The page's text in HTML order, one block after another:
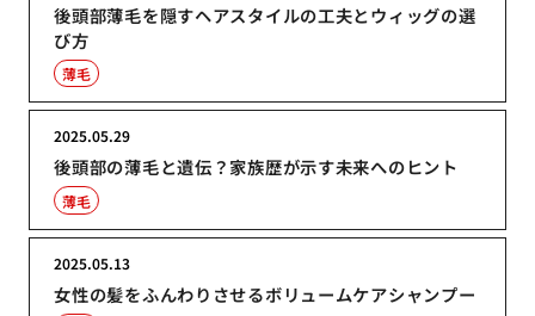
後頭部薄毛を隠すヘアスタイルの工夫とウィッグの選
び方
薄毛
後頭部の薄毛と遺伝？家族歴が示す未来へのヒント
2025.05.29
薄毛
女性の髪をふんわりさせるボリュームケアシャンプー
2025.05.13